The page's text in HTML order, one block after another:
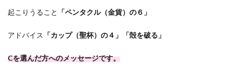
起こりうること 「ペンタクル（金貨）の６」
アドバイス 「カップ（聖杯）の４」「殻を破る」
Cを選んだ方へのメッセージです。